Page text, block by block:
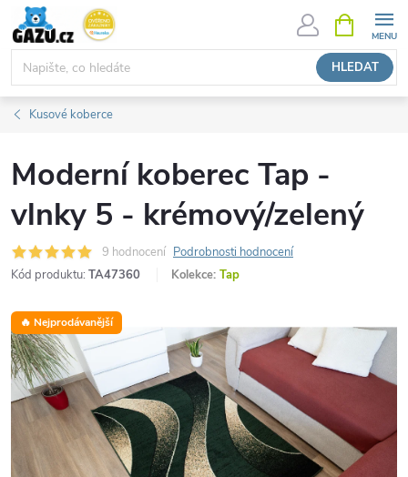
Přejít
obsah
HLEDAT
NÁKUPNÍ
KOŠÍK
Kusové koberce
Moderní koberec Tap -
vlnky 5 - krémový/zelený
9 hodnocení Podrobnosti hodnocení
Kód produktu: TA47360 Kolekce: Tap
🔥 Nejprodávanější